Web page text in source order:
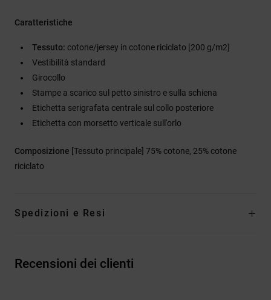
Caratteristiche
Tessuto: cotone/jersey in cotone riciclato [200 g/m2]
Vestibilità standard
Girocollo
Stampe a scarico sul petto sinistro e sulla schiena
Etichetta serigrafata centrale sul collo posteriore
Etichetta con morsetto verticale sull'orlo
Composizione [Tessuto principale] 75% cotone, 25% cotone
riciclato
Spedizioni e Resi
Recensioni dei clienti